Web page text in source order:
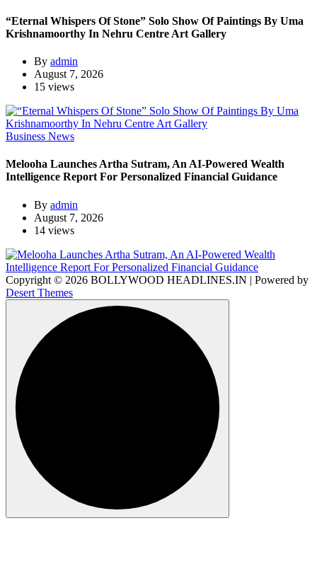
“Eternal Whispers Of Stone” Solo Show Of Paintings By Uma
Krishnamoorthy In Nehru Centre Art Gallery
By admin
August 7, 2026
15 views
Business News
Melooha Launches Artha Sutram, An AI-Powered Wealth
Intelligence Report For Personalized Financial Guidance
By admin
August 7, 2026
14 views
Copyright © 2026 BOLLYWOOD HEADLINES.IN | Powered by
Desert Themes